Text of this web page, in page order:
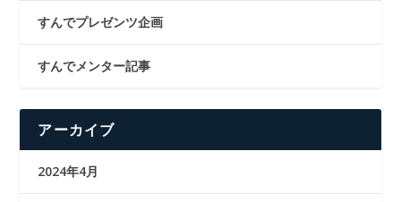
すんでプレゼンツ企画
すんでメンター記事
アーカイブ
2024年4月